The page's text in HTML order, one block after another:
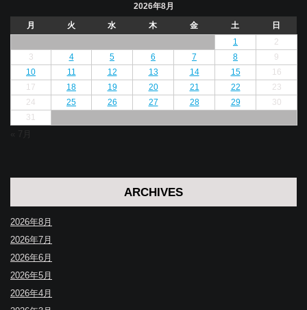
2026年8月
月
火 水 木 金 土
日
1
2
3
4 5 6 7 8
9
10
11 12 13 14 15
16
17
18 19 20 21 22
23
24
25 26 27 28 29
30
31
« 7月
ARCHIVES
2026年8月
2026年7月
2026年6月
2026年5月
2026年4月